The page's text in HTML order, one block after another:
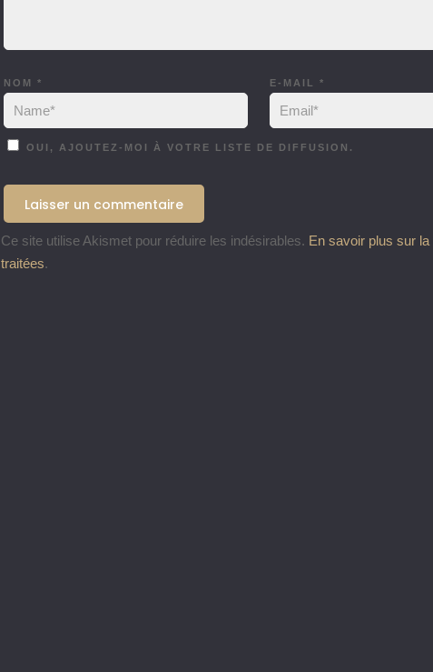
NOM * E-MAIL *
OUI, AJOUTEZ-MOI À VOTRE LISTE DE DIFFUSION.
Ce site utilise Akismet pour réduire les indésirables. En savoir plus sur
traitées.